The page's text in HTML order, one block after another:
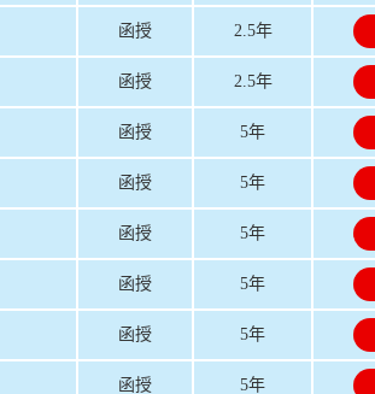
函授 2.5年
函授 2.5年
函授 5年
函授 5年
函授 5年
函授 5年
函授 5年
函授 5年